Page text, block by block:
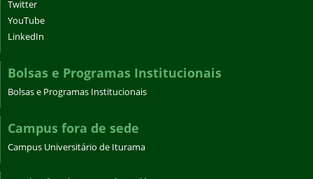
Twitter
YouTube
LinkedIn
Bolsas e Programas Institucionais
Bolsas e Programas Institucionais
Campus fora de sede
Campus Universitário de Iturama